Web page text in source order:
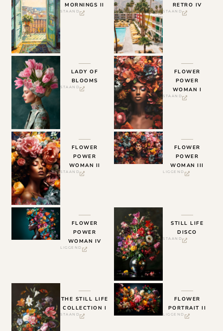
MORNINGS II
STAAND
RETRO IV
STAAND
LADY OF
BLOOMS
STAAND
FLOWER
POWER
WOMAN I
STAAND
FLOWER
POWER
WOMAN II
STAAND
FLOWER
POWER
WOMAN III
LIGGEND
FLOWER
POWER
WOMAN IV
LIGGEND
STILL LIFE
DISCO
STAAND
THE STILL LIFE
COLLECTION I
STAAND
FLOWER
PORTRAIT II
LIGGEND